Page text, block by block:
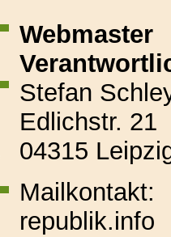
Stefan
Edlichstr. 21
04315
republik.info